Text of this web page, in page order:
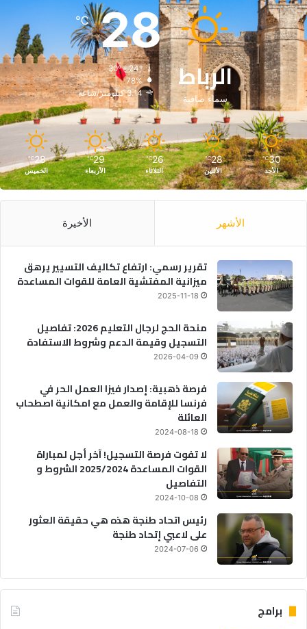
الرباط
سماء صافية
28
℃
30º - 24º
78%
3.14 كيلومتر/ساعة
30
℃
الأحد
28
℃
الأثنين
26
℃
الثلاثاء
29
℃
الأربعاء
28
℃
الخميس
الأشهر الأخيرة
تقرير رسمي: ارتفاع تكاليف التسيير يرهق
ميزانية المفتشية العامة للقوات المساعدة
2025-11-18
منحة الحج لرجال التعليم 2026: تفاصيل
التسجيل وقيمة الدعم وشروط الاستفادة
2026-04-09
فرصة ذهبية: إصدار فيزا العمل الحر في
فرنسا للإقامة والعمل مع امكانية اصطحاب
العائلة
2024-08-18
لا تفوت فرصة التسجيل! آخر أجل لمباراة
القوات المساعدة 2025/2024 الشروط و
التفاصيل
2024-10-08
رئيس اتحاد طنجة هذه هي حقيقة العثور
على لاعبي إتحاد طنجة
2024-07-06
برامج